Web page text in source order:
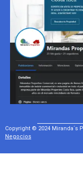
Copyright © 2024 Miranda´s
Negocios